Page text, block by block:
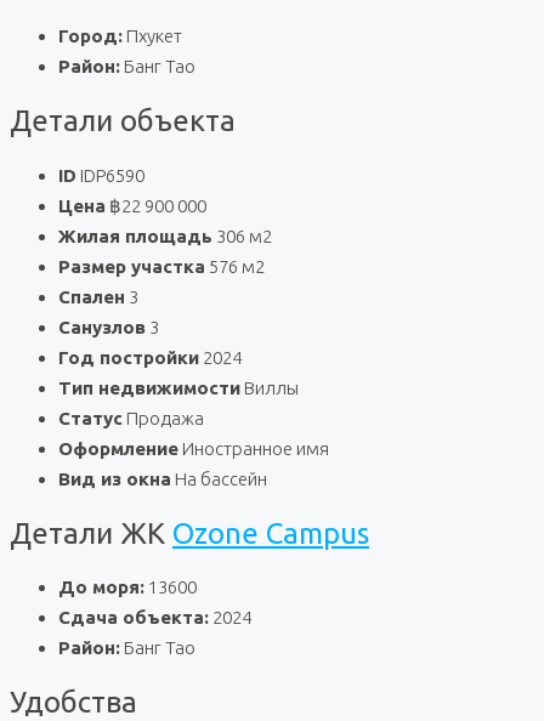
Город: Пхукет
Район: Банг Тао
Детали объекта
ID IDP6590
Цена ฿22 900 000
Жилая площадь 306 м2
Размер участка 576 м2
Спален 3
Санузлов 3
Год постройки 2024
Тип недвижимости Виллы
Статус Продажа
Оформление Иностранное имя
Вид из окна На бассейн
Детали ЖК Ozone Campus
До моря: 13600
Сдача объекта: 2024
Район: Банг Тао
Удобства